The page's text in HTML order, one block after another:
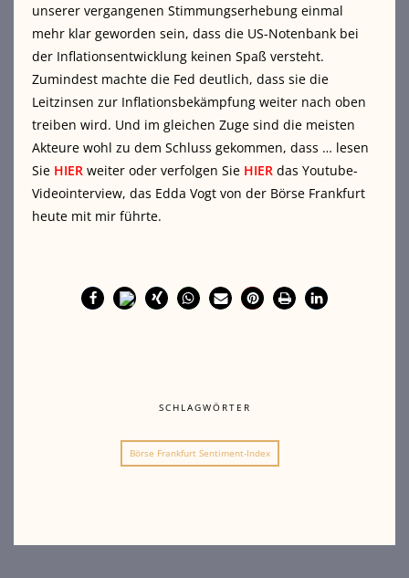
unserer vergangenen Stimmungserhebung einmal
mehr klar geworden sein, dass die US-Notenbank bei
der Inflationsentwicklung keinen Spaß versteht.
Zumindest machte die Fed deutlich, dass sie die
Leitzinsen zur Inflationsbekämpfung weiter nach oben
treiben wird. Und im gleichen Zuge sind die meisten
Akteure wohl zu dem Schluss gekommen, dass … lesen
Sie HIER weiter oder verfolgen Sie HIER das Youtube-
Videointerview, das Edda Vogt von der Börse Frankfurt
heute mit mir führte.
SCHLAGWÖRTER
Börse Frankfurt Sentiment-Index